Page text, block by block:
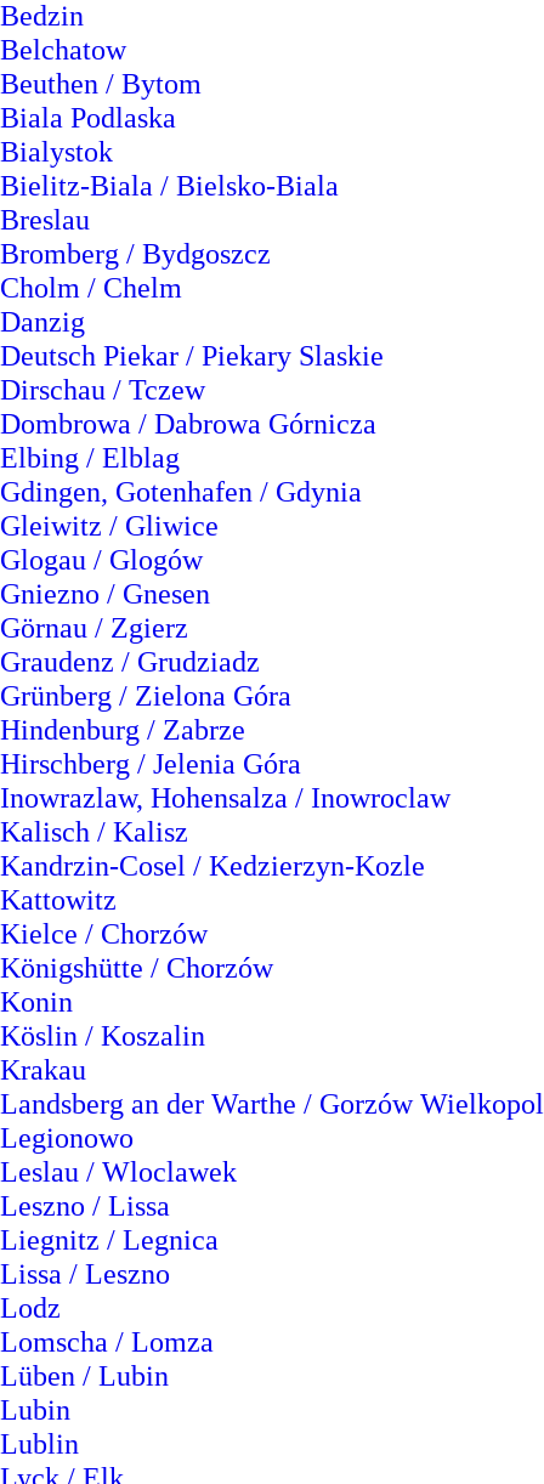
Bedzin
Belchatow
Beuthen / Bytom
Biala Podlaska
Bialystok
Bielitz-Biala / Bielsko-Biala
Breslau
Bromberg / Bydgoszcz
Cholm / Chelm
Danzig
Deutsch Piekar / Piekary Slaskie
Dirschau / Tczew
Dombrowa / Dabrowa Górnicza
Elbing / Elblag
Gdingen, Gotenhafen / Gdynia
Gleiwitz / Gliwice
Glogau / Glogów
Gniezno / Gnesen
Görnau / Zgierz
Graudenz / Grudziadz
Grünberg / Zielona Góra
Hindenburg / Zabrze
Hirschberg / Jelenia Góra
Inowrazlaw, Hohensalza / Inowroclaw
Kalisch / Kalisz
Kandrzin-Cosel / Kedzierzyn-Kozle
Kattowitz
Kielce / Chorzów
Königshütte / Chorzów
Konin
Köslin / Koszalin
Krakau
Landsberg an der Warthe / Gorzów
Legionowo
Leslau / Wloclawek
Leszno / Lissa
Liegnitz / Legnica
Lissa / Leszno
Lodz
Lomscha / Lomza
Lüben / Lubin
Lubin
Lublin
Lyck / Elk